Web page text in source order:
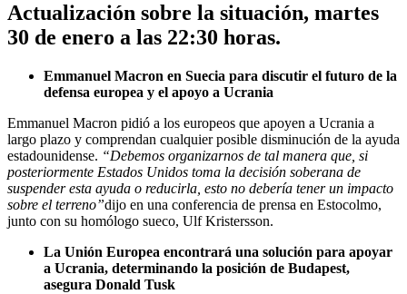
Actualización sobre la situación, martes
30 de enero a las 22:30 horas.
Emmanuel Macron en Suecia para discutir el futuro de la
defensa europea y el apoyo a Ucrania
Emmanuel Macron pidió a los europeos que apoyen a Ucrania a
largo plazo y comprendan cualquier posible disminución de la ayuda
estadounidense. “Debemos organizarnos de tal manera que, si
posteriormente Estados Unidos toma la decisión soberana de
suspender esta ayuda o reducirla, esto no debería tener un impacto
sobre el terreno”dijo en una conferencia de prensa en Estocolmo,
junto con su homólogo sueco, Ulf Kristersson.
La Unión Europea encontrará una solución para apoyar
a Ucrania, determinando la posición de Budapest,
asegura Donald Tusk